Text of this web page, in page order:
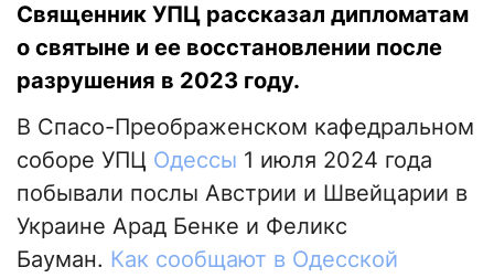
Священник УПЦ рассказал дипломатам
о святыне и ее восстановлении после
разрушения в 2023 году.
В Спасо-Преображенском кафедральном
соборе УПЦ Одессы 1 июля 2024 года
побывали послы Австрии и Швейцарии в
Украине Арад Бенке и Феликс
Бауман. Как сообщают в Одесской